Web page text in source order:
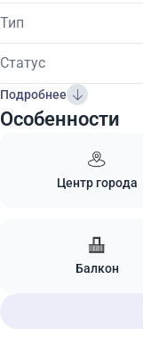
Тип
Статус
Подробнее
Особенности
Центр города
Балкон